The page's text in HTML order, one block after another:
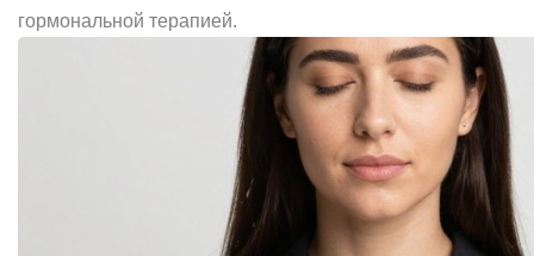
гормональной терапией.